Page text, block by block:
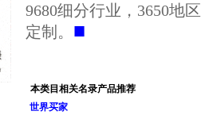
9680细分行业，3650地
定制。 ■
本类目相关名录产品推荐
世界买家